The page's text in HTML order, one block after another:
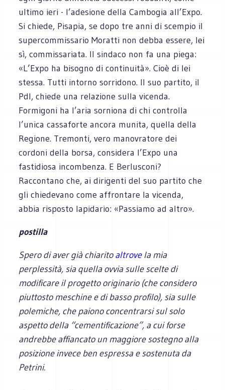
ultimo ieri - l’adesione della Cambogia all’Expo.
Si chiede, Pisapia, se dopo tre anni di scempio il
supercommissario Moratti non debba essere, lei
sì, commissariata. Il sindaco non fa una piega:
«L’Expo ha bisogno di continuità». Cioè di lei
stessa. Tutti intorno sorridono. Il suo partito, il
Pdl, chiede una relazione sulla vicenda.
Formigoni ha l’aria sorniona di chi controlla
l’unica cassaforte ancora munita, quella della
Regione. Tremonti, vero manovratore dei
cordoni della borsa, considera l’Expo una
fastidiosa incombenza. E Berlusconi?
Raccontano che, ai dirigenti del suo partito che
gli chiedevano come affrontare la vicenda,
abbia risposto lapidario: «Passiamo ad altro».
postilla
Spero di aver già chiaritoaltrovela mia
perplessità, sia quella ovvia sulle scelte di
modificare il progetto originario (che considero
piuttosto meschine e di basso profilo), sia sulle
polemiche, che paiono concentrarsi sul solo
aspetto della “cementificazione”, a cui forse
andrebbe affiancato un maggiore sostegno alla
posizione invece ben espressa e sostenuta da
Petrini.